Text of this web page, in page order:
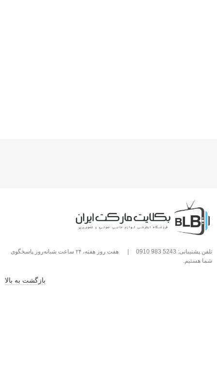
تلفن پشتیبانی: 5243 983 0910
هفت روز هفته، ۲۴ ساعت شبانه‌روز پاسخگوی
شما هستیم.
بازگشت به بالا